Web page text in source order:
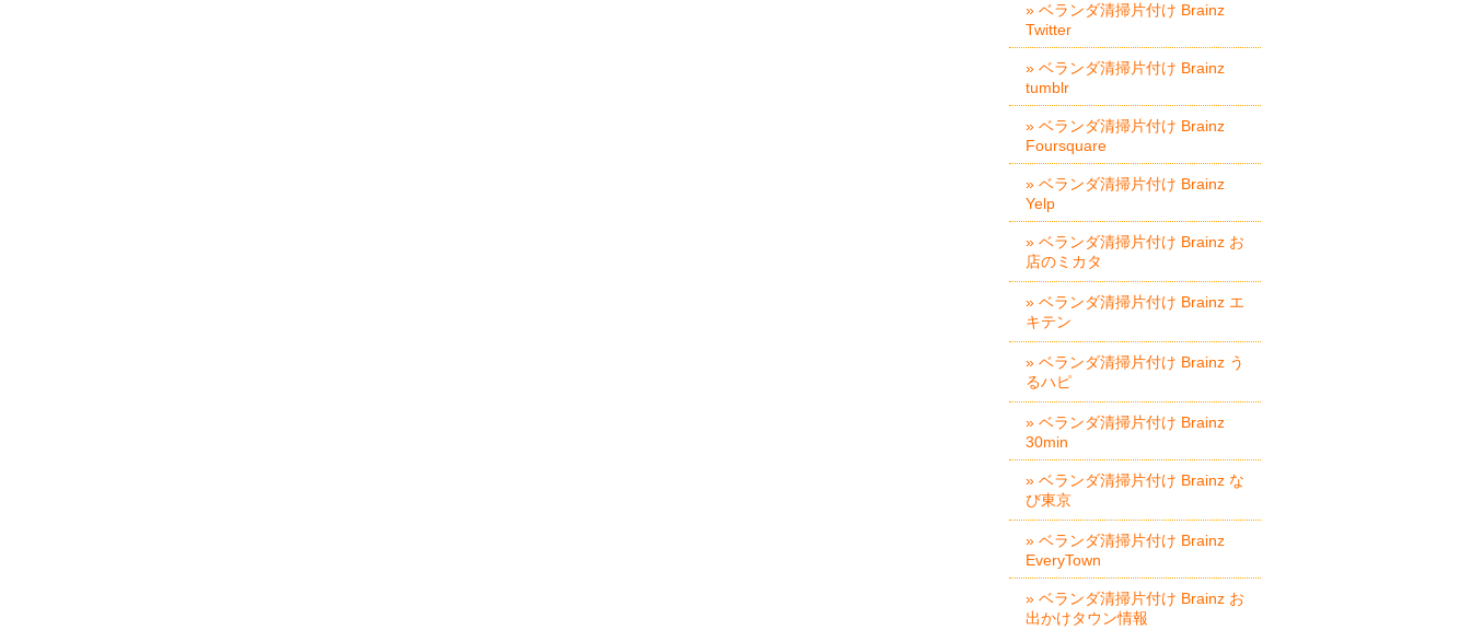
» ベランダ清掃片付け Brainz
Twitter
» ベランダ清掃片付け Brainz
tumblr
» ベランダ清掃片付け Brainz
Foursquare
» ベランダ清掃片付け Brainz
Yelp
» ベランダ清掃片付け Brainz お
店のミカタ
» ベランダ清掃片付け Brainz エ
キテン
» ベランダ清掃片付け Brainz う
るハピ
» ベランダ清掃片付け Brainz
30min
» ベランダ清掃片付け Brainz な
び東京
» ベランダ清掃片付け Brainz
EveryTown
» ベランダ清掃片付け Brainz お
出かけタウン情報